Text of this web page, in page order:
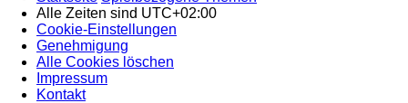
Alle Zeiten sind UTC+02:00
Cookie-Einstellungen
Genehmigung
Alle Cookies löschen
Impressum
Kontakt